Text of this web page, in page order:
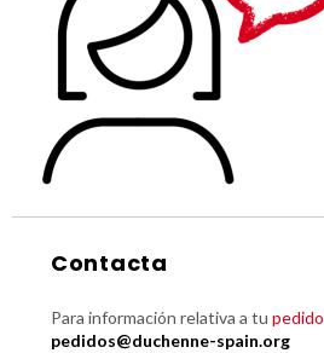
Contacta
Para información relativa a tu pedido
pedidos@duchenne-spain.org